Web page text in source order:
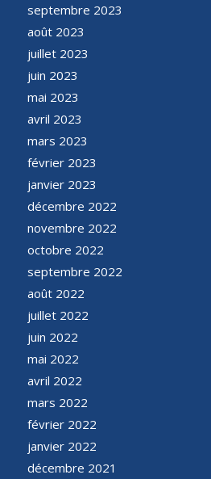
septembre 2023
août 2023
juillet 2023
juin 2023
mai 2023
avril 2023
mars 2023
février 2023
janvier 2023
décembre 2022
novembre 2022
octobre 2022
septembre 2022
août 2022
juillet 2022
juin 2022
mai 2022
avril 2022
mars 2022
février 2022
janvier 2022
décembre 2021